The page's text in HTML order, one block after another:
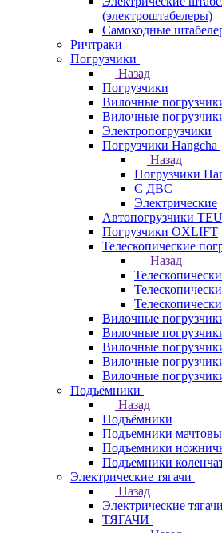
(электроштабелеры)
Самоходные
Ричтраки
Погрузчики
Назад
Погрузчики
Вилочные
Вилочные
Электропогрузчики
Погрузчики Hangcha
Назад
Погрузчики
С ДВС
Электрические
Автопогрузчики TEU
Погрузчики OXLIFT
Телескопические
Назад
Вилочные
Вилочные
Вилочные
Вилочные
Вилочные
Подъёмники
Назад
Подъёмники
Подъемники
Подъемники
Подъемники
Электрические тягачи
Назад
Электрические тягачи
ТЯГАЧИ